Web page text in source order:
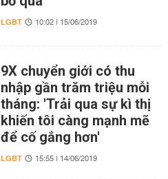
LGBT 10:02 | 15/06/2019
9X chuyển giới có thu
nhập gần trăm triệu mỗi
tháng: 'Trải qua sự kì thị
khiến tôi càng mạnh mẽ
để cố gắng hơn'
LGBT 15:55 | 14/06/2019